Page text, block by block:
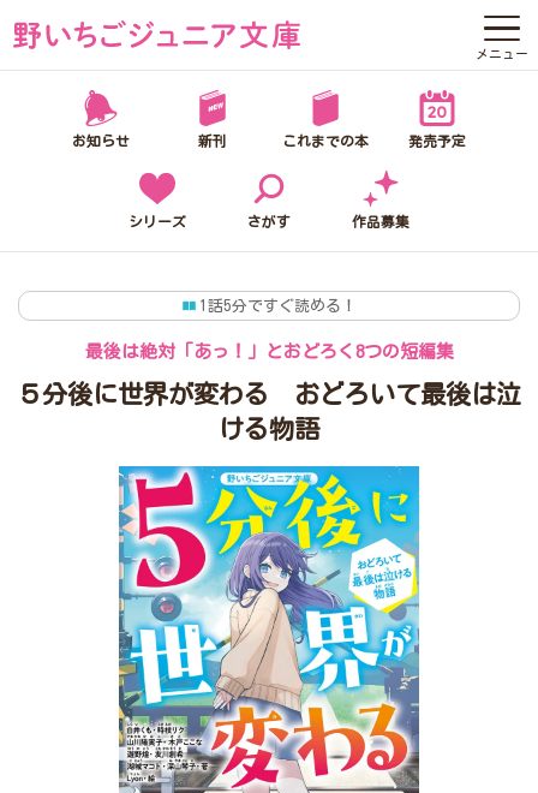
メニュー
野いちごジュニア文庫って？
シリーズ
プレゼントコーナー
公式Twitterアカウント
公式LINEアカウント
作品投稿ガイドライン
作品掲載ポリシー 掲示板投稿規約
プライバシーポリシー 著作権について
お知らせ 新刊 これまでの本 発売予定
シリーズ さがす 作品募集
1話5分ですぐ読める！
最後は絶対「あっ！」とおどろく8つの短編集
５分後に世界が変わる おどろいて最後は泣
ける物語